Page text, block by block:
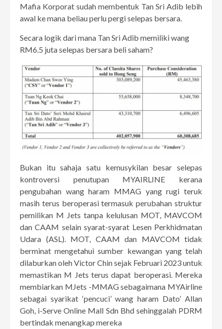
Mafia Korporat sudah membentuk Tan Sri Adib lebih
awal ke mana beliau perlu pergi selepas bersara.
Secara logik dari mana Tan Sri Adib memiliki wang
RM6.5 juta selepas bersara beli saham?
Bukan itu sahaja satu kemusykilan besar selepas
kontroversi penutupan MYAIRLINE kerana
pengubahan wang haram MMAG yang rugi teruk
masih terus beroperasi termasuk perubahan struktur
pemilikan M Jets tanpa kelulusan MOT, MAVCOM
dan CAAM selain syarat-syarat Lesen Perkhidmatan
Udara (ASL). MOT, CAAM dan MAVCOM tidak
berminat mengetahui sumber kewangan yang telah
dilaburkan oleh Victor Chin sejak Februari 2023 untuk
memastikan M Jets terus dapat beroperasi. Mereka
membiarkan MJets -MMAG sebagaimana MYAirline
sebagai syarikat ‘pencuci’ wang haram Dato’ Allan
Goh, i-Serve Online Mall Sdn Bhd sehinggalah PDRM
bertindak menangkap mereka